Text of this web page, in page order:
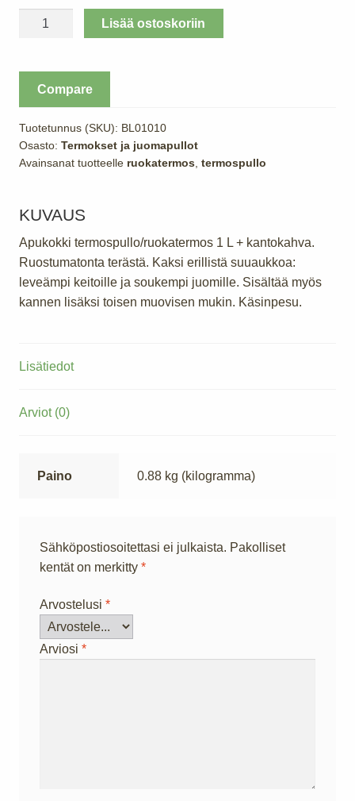
APUKOKKI
Termospullo/Ruokatermos
Rst+kantokahv
Lisää ostoskoriin
Compare
Tuotetunnus (SKU): BL01010
Osasto: Termokset ja juomapullot
Avainsanat tuotteelle ruokatermos termospullo
KUVAUS
Apukokki termospullo/ruokatermos 1 L + kantokahva.
Ruostumatonta terästä. Kaksi erillistä suuaukkoa:
leveämpi keitoille ja soukempi juomille. Sisältää myös
kannen lisäksi toisen muovisen mukin. Käsinpesu.
Lisätiedot
Arviot (0)
Paino 0.88 kg (kilogramma)
Sähköpostiosoitettasi ei julkaista. Pakolliset
kentät on merkitty *
Arvostelusi *
Arviosi *